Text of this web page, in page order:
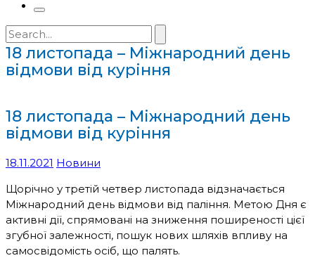
Search
for:
18 листопада – Міжнародний день
відмови від куріння
18 листопада – Міжнародний день
відмови від куріння
18.11.2021 Новини
Щорічно у третій четвер листопада відзначається
Міжнародний день відмови від паління. Метою Дня є
активні дії, спрямовані на зниження поширеності цієї
згубної залежності, пошук нових шляхів впливу на
самосвідомість осіб, що палять.